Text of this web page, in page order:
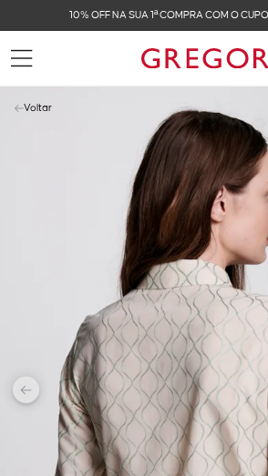
10% OFF NA SUA 1ª COMPRA COM O CUPOM
Voltar